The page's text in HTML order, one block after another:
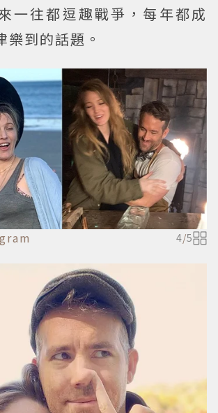
一往都逗趣戰爭，每年都成
樂到的話題。
4/5